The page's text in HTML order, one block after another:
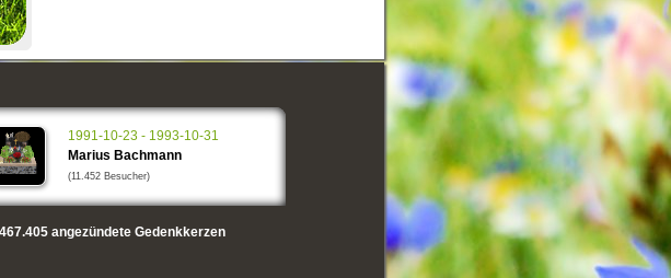
1991-10-23 - 1993-10-31
Marius Bachmann
(11.452 Besucher)
angezündete Gedenkkerzen